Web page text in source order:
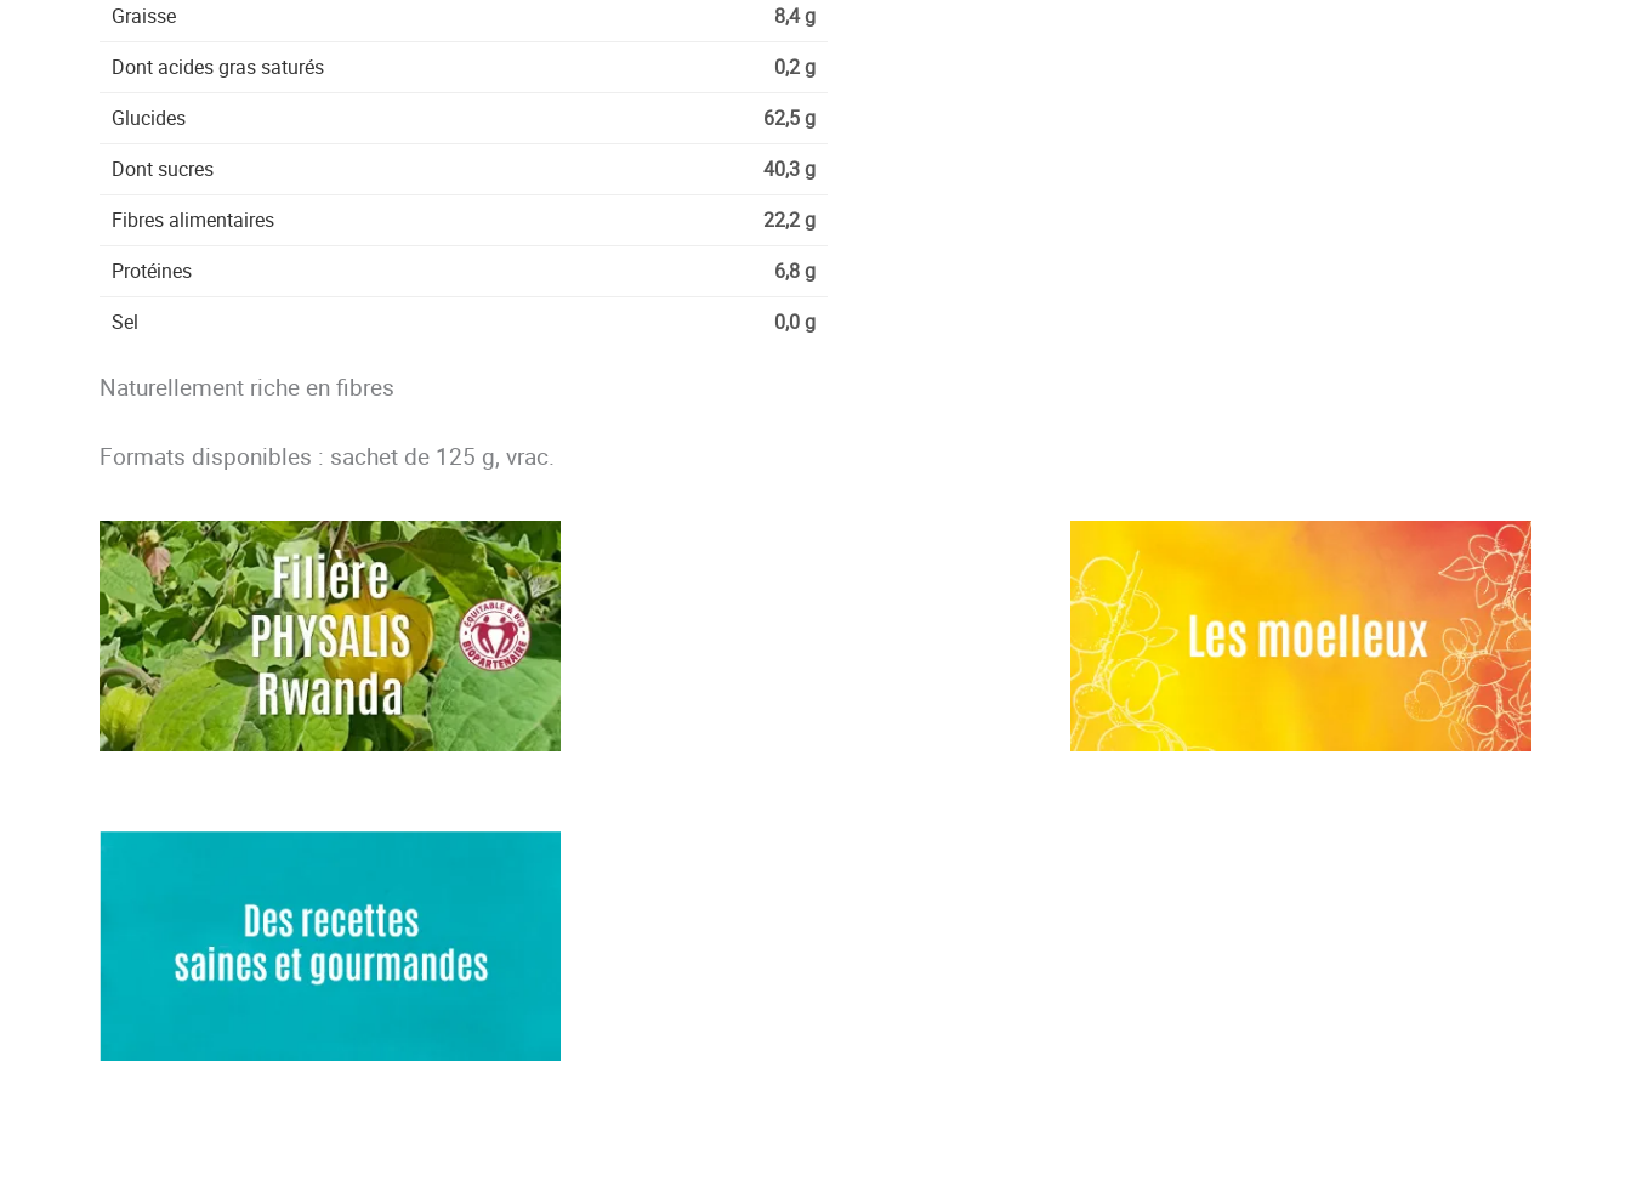
Graisse
8,4 g
Dont acides gras saturés
0,2 g
Glucides
62,5 g
Dont sucres
40,3 g
Fibres alimentaires
22,2 g
Protéines
6,8 g
Sel
0,0 g
Naturellement riche en fibres
Formats disponibles : sachet de 125 g, vrac.